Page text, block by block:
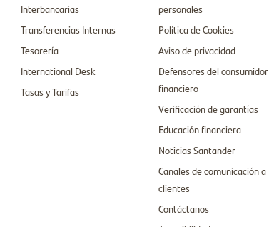
Interbancarias
Transferencias Internas
Tesorería
International Desk
Tasas y Tarifas
personales
Política de Cookies
Aviso de privacidad
Defensores del consumidor
financiero
Verificación de garantías
Educación financiera
Noticias Santander
Canales de comunicación a
clientes
Contáctanos